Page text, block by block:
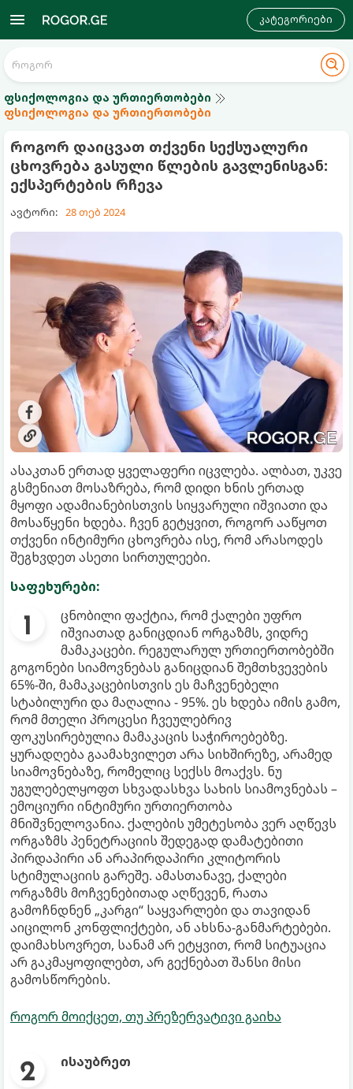
კატეგორიები
ფსიქოლოგია და ურთიერთობები
ფსიქოლოგია და ურთიერთობები
როგორ დაიცვათ თქვენი სექსუალური
ცხოვრება გასული წლების გავლენისგან:
ექსპერტების რჩევა
ავტორი: 28 თებ 2024
ასაკთან ერთად ყველაფერი იცვლება. ალბათ, უკვე
გსმენიათ მოსაზრება, რომ დიდი ხნის ერთად
მყოფი ადამიანებისთვის სიყვარული იშვიათი და
მოსაწყენი ხდება. ჩვენ გეტყვით, როგორ ააწყოთ
თქვენი ინტიმური ცხოვრება ისე, რომ არასოდეს
შეგხვდეთ ასეთი სირთულეები.
საფეხურები:
ცნობილი ფაქტია, რომ ქალები უფრო
იშვიათად განიცდიან ორგაზმს, ვიდრე
მამაკაცები. რეგულარულ ურთიერთობებში
გოგონები სიამოვნებას განიცდიან შემთხვევების
65%-ში, მამაკაცებისთვის ეს მაჩვენებელი
სტაბილური და მაღალია - 95%. ეს ხდება იმის გამო,
რომ მთელი პროცესი ჩვეულებრივ
ფოკუსირებულია მამაკაცის საჭიროებებზე.
ყურადღება გაამახვილეთ არა სიხშირეზე, არამედ
სიამოვნებაზე, რომელიც სექსს მოაქვს. ნუ
უგულებელყოფთ სხვადასხვა სახის სიამოვნებას –
ემოციური ინტიმური ურთიერთობა
მნიშვნელოვანია. ქალების უმეტესობა ვერ აღწევს
ორგაზმს პენეტრაციის შედეგად დამატებითი
პირდაპირი ან არაპირდაპირი კლიტორის
სტიმულაციის გარეშე. ამასთანავე, ქალები
ორგაზმს მოჩვენებითად აღწევენ, რათა
გამოჩნდნენ „კარგი“ საყვარლები და თავიდან
აიცილონ კონფლიქტები, ან ახსნა-განმარტებები.
დაიმახსოვრეთ, სანამ არ ეტყვით, რომ სიტუაცია
არ გაკმაყოფილებთ, არ გექნებათ შანსი მისი
გამოსწორების.
როგორ მოიქცეთ, თუ პრეზერვატივი გაიხა
ისაუბრეთ